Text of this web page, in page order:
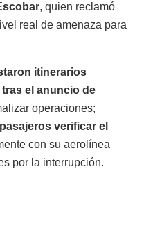
, quien reclamó
real de amenaza para
itinerarios
el anuncio de
operaciones;
verificar el
con su aerolínea
por la interrupción.